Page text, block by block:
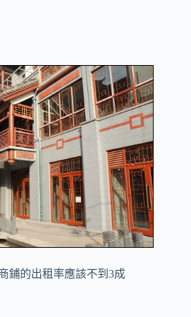
鋪的出租率應該不到3成